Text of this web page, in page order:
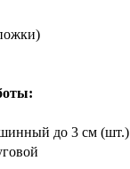
до 3 см (шт.)